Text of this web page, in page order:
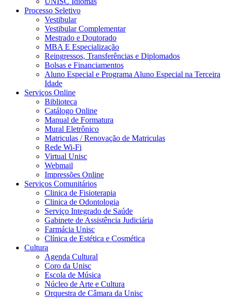
Processo Seletivo
Vestibular
Vestibular Complementar
Mestrado e Doutorado
MBA E Especialização
Reingressos, Transferências e Diplomados
Bolsas e Financiamentos
Aluno Especial e Programa Aluno Especial na Terceira
Idade
Serviços Online
Biblioteca
Catálogo Online
Manual de Formatura
Mural Eletrônico
Matriculas / Renovação de Matriculas
Rede Wi-Fi
Virtual Unisc
Webmail
Impressões Online
Serviços Comunitários
Clinica de Fisioterapia
Clinica de Odontologia
Serviço Integrado de Saúde
Gabinete de Assistência Judiciária
Farmácia Unisc
Clínica de Estética e Cosmética
Cultura
Agenda Cultural
Coro da Unisc
Escola de Música
Núcleo de Arte e Cultura
Orquestra de Câmara da Unisc